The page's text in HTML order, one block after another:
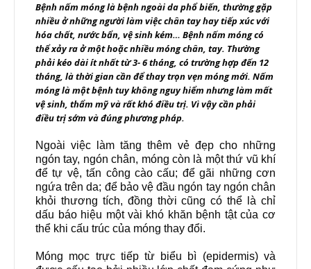
Bệnh nấm móng là bệnh ngoài da phổ biến, thường gặp
nhiều ở những người làm việc chân tay hay tiếp xúc với
hóa chất, nước bẩn, vệ sinh kém… Bệnh nấm móng có
thể xảy ra ở một hoặc nhiều móng chân, tay. Thường
phải kéo dài ít nhất từ 3- 6 tháng, có trường hợp đến 12
tháng, là thời gian cần để thay trọn vẹn móng mới. Nấm
móng là một bệnh tuy không nguy hiểm nhưng làm mất
vệ sinh, thẩm mỹ và rất khó điều trị. Vì vậy cần phải
điều trị sớm và đúng phương pháp.
Ngoài việc làm tăng thêm vẻ đẹp cho những
ngón tay, ngón chân, móng còn là một thứ vũ khí
để tự vệ, tấn công cào cấu; để gãi những cơn
ngứa trên da; để bảo vệ đầu ngón tay ngón chân
khỏi thương tích, đồng thời cũng có thể là chỉ
dấu báo hiệu một vài khó khăn bệnh tật của cơ
thể khi cấu trúc của móng thay đổi.
Móng mọc trực tiếp từ biểu bì (epidermis) và